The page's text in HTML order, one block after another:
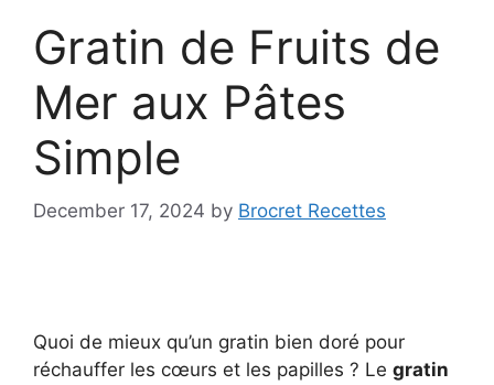
Gratin de Fruits de
Mer aux Pâtes
Simple
December 17, 2024 by Brocret Recettes
Quoi de mieux qu’un gratin bien doré pour
réchauffer les cœurs et les papilles ? Le gratin